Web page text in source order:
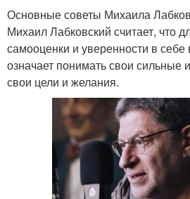
Основные советы Михаила
Михаил Лабковский считает, что
самооценки и уверенности в
означает понимать свои сильные
свои цели и желания.